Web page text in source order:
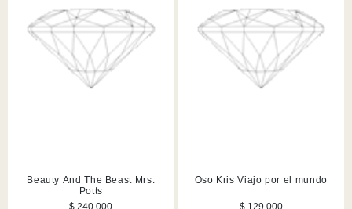
Beauty And The Beast Mrs.
Potts
Oso Kris Viajo por el mundo